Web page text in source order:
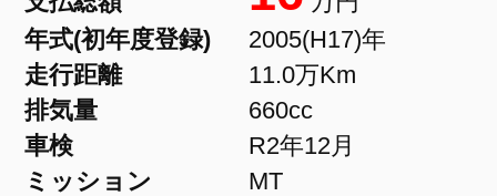
年式(初年度登録)
2005(H17)年
走行距離
11.0万Km
排気量
660cc
車検
R2年12月
ミッション
MT